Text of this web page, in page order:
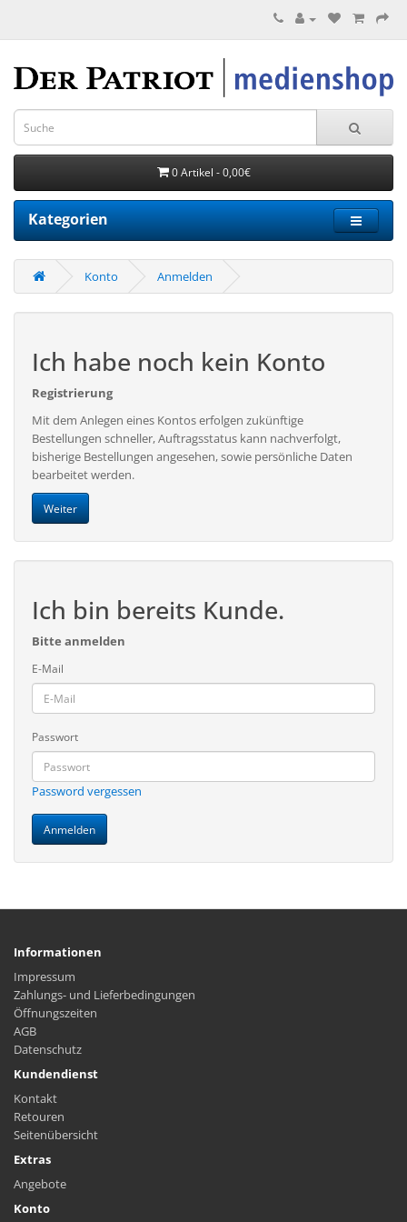
0 Artikel - 0,00€
Kategorien
Konto Anmelden
Ich habe noch kein Konto
Registrierung
Mit dem Anlegen eines Kontos erfolgen zukünftige
Bestellungen schneller, Auftragsstatus kann nachverfolgt,
bisherige Bestellungen angesehen, sowie persönliche Daten
bearbeitet werden.
Weiter
Ich bin bereits Kunde.
Bitte anmelden
E-Mail
Passwort
Password vergessen
Informationen
Impressum
Zahlungs- und Lieferbedingungen
Öffnungszeiten
AGB
Datenschutz
Kundendienst
Kontakt
Retouren
Seitenübersicht
Extras
Angebote
Konto